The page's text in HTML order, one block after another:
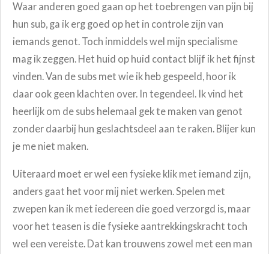
Waar anderen goed gaan op het toebrengen van pijn bij
hun sub, ga ik erg goed op het in controle zijn van
iemands genot. Toch inmiddels wel mijn specialisme
mag ik zeggen. Het huid op huid contact blijf ik het fijnst
vinden. Van de subs met wie ik heb gespeeld, hoor ik
daar ook geen klachten over. In tegendeel. Ik vind het
heerlijk om de subs helemaal gek te maken van genot
zonder daarbij hun geslachtsdeel aan te raken. Blijer kun
je me niet maken.
Uiteraard moet er wel een fysieke klik met iemand zijn,
anders gaat het voor mij niet werken. Spelen met
zwepen kan ik met iedereen die goed verzorgd is, maar
voor het teasen is die fysieke aantrekkingskracht toch
wel een vereiste. Dat kan trouwens zowel met een man